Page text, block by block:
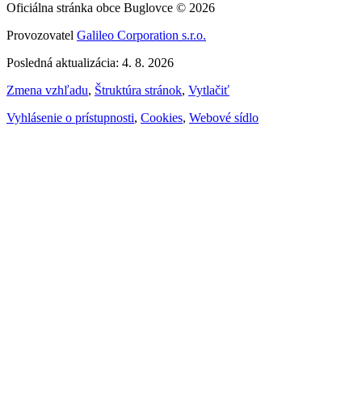
Oficiálna stránka obce Buglovce © 2026
Provozovatel Galileo Corporation s.r.o.
Posledná aktualizácia: 4. 8. 2026
Zmena vzhľadu, Štruktúra stránok, Vytlačiť
Vyhlásenie o prístupnosti, Cookies, Webové sídlo